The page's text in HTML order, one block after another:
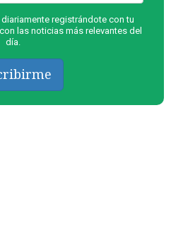
registrándote con tu
las noticias más relevantes del
día.